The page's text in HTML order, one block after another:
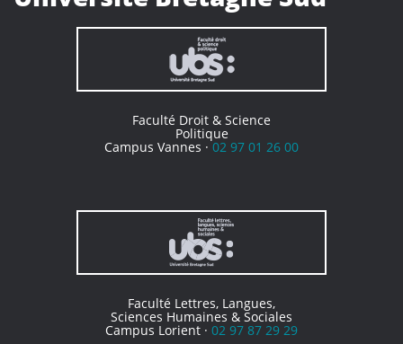
Faculté Droit & Science
Politique
Campus Vannes ·02 97 01 26 00
Faculté Lettres, Langues,
Sciences Humaines & Sociales
Campus Lorient · 02 97 87 29 29